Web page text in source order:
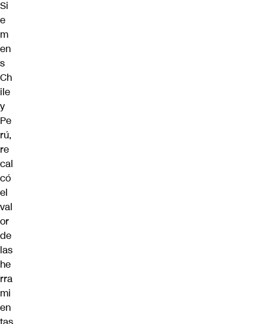
Si
e
m
en
s
Ch
ile
y
Pe
rú,
re
cal
có
el
val
or
de
las
he
rra
mi
en